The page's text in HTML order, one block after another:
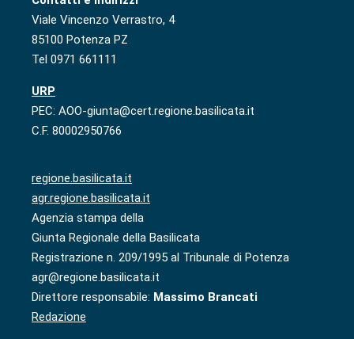
Viale Vincenzo Verrastro, 4
85100 Potenza PZ
Tel 0971 661111
URP
PEC: AOO-giunta@cert.regione.basilicata.it
C.F. 80002950766
regione.basilicata.it
agr.regione.basilicata.it
Agenzia stampa della
Giunta Regionale della Basilicata
Registrazione n. 209/1995 al Tribunale di Potenza
agr@regione.basilicata.it
Direttore responsabile: Massimo Brancati
Redazione